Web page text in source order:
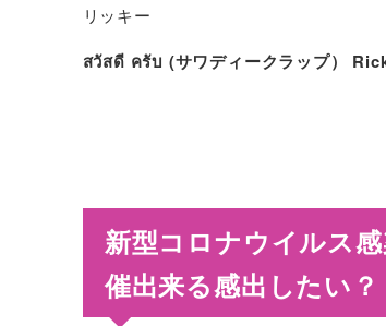
リッキー
สวัสดี ครับ (サワディークラップ）
新型コロナウイルス
催出来る感出したい？